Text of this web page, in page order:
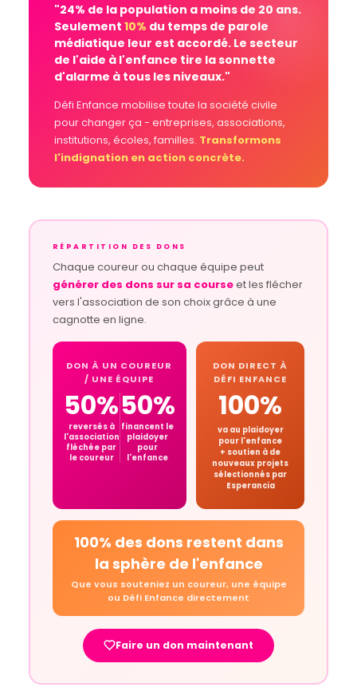
"24% de la population a moins de 20 ans.
Seulement 10% du temps de parole
médiatique leur est accordé. Le secteur
de l'aide à l'enfance tire la sonnette
d'alarme à tous les niveaux."
Défi Enfance mobilise toute la société civile
pour changer ça - entreprises, associations,
institutions, écoles, familles. Transformons
l'indignation en action concrète.
RÉPARTITION DES DONS
Chaque coureur ou chaque équipe peut
générer des dons sur sa courseet les flécher
vers l'association de son choix grâce à une
cagnotte en ligne.
DON À UN COUREUR
/ UNE ÉQUIPE
50%
reversés à
l'association
fléchée par
le coureur
50%
financent le
plaidoyer
pour
l'enfance
DON DIRECT À
DÉFI ENFANCE
100%
va au plaidoyer
pour l'enfance
+ soutien à de
nouveaux projets
sélectionnés par
Esperancia
100% des dons restent dans
la sphère de l'enfance
Que vous souteniez un coureur, une équipe
ou Défi Enfance directement
Faire un don maintenant